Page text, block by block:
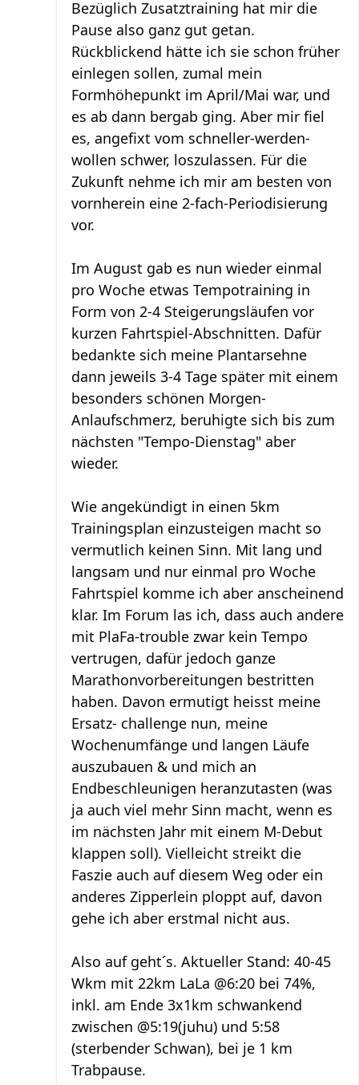
Bezüglich Zusatztraining hat mir die
Pause also ganz gut getan.
Rückblickend hätte ich sie schon früher
einlegen sollen, zumal mein
Formhöhepunkt im April/Mai war, und
es ab dann bergab ging. Aber mir fiel
es, angefixt vom schneller-werden-
wollen schwer, loszulassen. Für die
Zukunft nehme ich mir am besten von
vornherein eine 2-fach-Periodisierung
vor.
Im August gab es nun wieder einmal
pro Woche etwas Tempotraining in
Form von 2-4 Steigerungsläufen vor
kurzen Fahrtspiel-Abschnitten. Dafür
bedankte sich meine Plantarsehne
dann jeweils 3-4 Tage später mit einem
besonders schönen Morgen-
Anlaufschmerz, beruhigte sich bis zum
nächsten "Tempo-Dienstag" aber
wieder.
Wie angekündigt in einen 5km
Trainingsplan einzusteigen macht so
vermutlich keinen Sinn. Mit lang und
langsam und nur einmal pro Woche
Fahrtspiel komme ich aber anscheinend
klar. Im Forum las ich, dass auch andere
mit PlaFa-trouble zwar kein Tempo
vertrugen, dafür jedoch ganze
Marathonvorbereitungen bestritten
haben. Davon ermutigt heisst meine
Ersatz- challenge nun, meine
Wochenumfänge und langen Läufe
auszubauen & und mich an
Endbeschleunigen heranzutasten (was
ja auch viel mehr Sinn macht, wenn es
im nächsten Jahr mit einem M-Debut
klappen soll). Vielleicht streikt die
Faszie auch auf diesem Weg oder ein
anderes Zipperlein ploppt auf, davon
gehe ich aber erstmal nicht aus.
Also auf geht´s. Aktueller Stand: 40-45
Wkm mit 22km LaLa @6:20 bei 74%,
inkl. am Ende 3x1km schwankend
zwischen @5:19(juhu) und 5:58
(sterbender Schwan), bei je 1 km
Trabpause.